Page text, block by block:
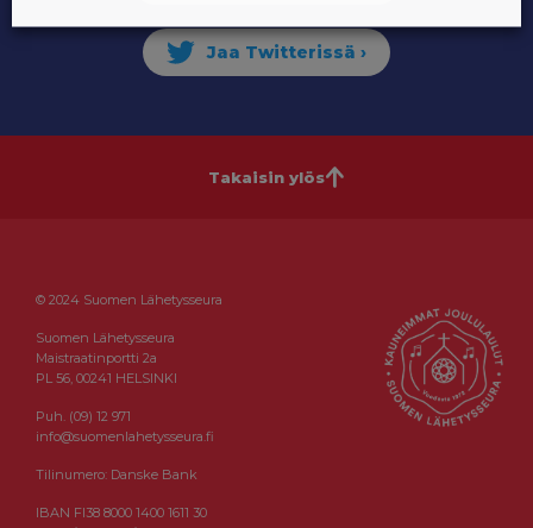
Takaisin ylös
© 2024 Suomen Lähetysseura
Suomen Lähetysseura
Maistraatinportti 2a
PL 56, 00241 HELSINKI
Puh. (09) 12 971
info@suomenlahetysseura.fi
Tilinumero: Danske Bank
IBAN FI38 8000 1400 1611 30